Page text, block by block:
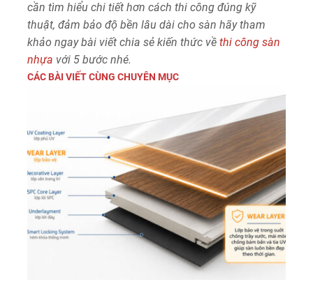
cần tìm hiểu chi tiết hơn cách thi công đúng kỹ
thuật, đảm bảo độ bền lâu dài cho sàn hãy tham
khảo ngay bài viết chia sẻ kiến thức về thi công sàn
nhựa với 5 bước nhé.
CÁC BÀI VIẾT CÙNG CHUYÊN MỤC